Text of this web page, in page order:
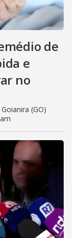
de
e
no
(GO)